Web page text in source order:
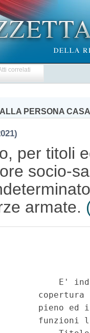
correlati
PERSONA
per titoli
socio-
armate.